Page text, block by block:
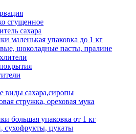
сгущенное
сахара
маленькая упаковка до 1 кг
шоколадные пасты, пралине
виды сахара,сиропы
стружка, ореховая мука
большая упаковка от 1 кг
сухофрукты, цукаты